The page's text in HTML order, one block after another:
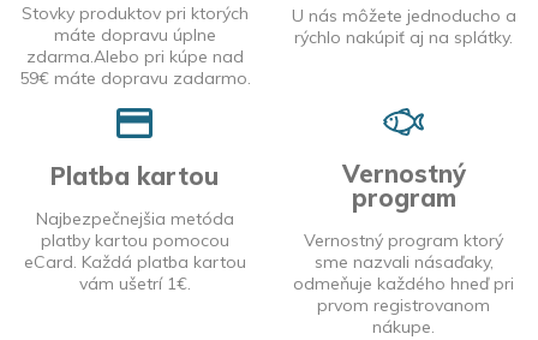
Stovky produktov pri ktorých
máte dopravu úplne
zdarma.Alebo pri kúpe nad
59€ máte dopravu zadarmo.
U nás môžete jednoducho a
rýchlo nakúpiť aj na splátky.
Platba kartou
Najbezpečnejšia metóda
platby kartou pomocou
eCard. Každá platba kartou
vám ušetrí 1€.
Vernostný
program
Vernostný program ktorý
sme nazvali násaďaky,
odmeňuje každého hneď pri
prvom registrovanom
nákupe.